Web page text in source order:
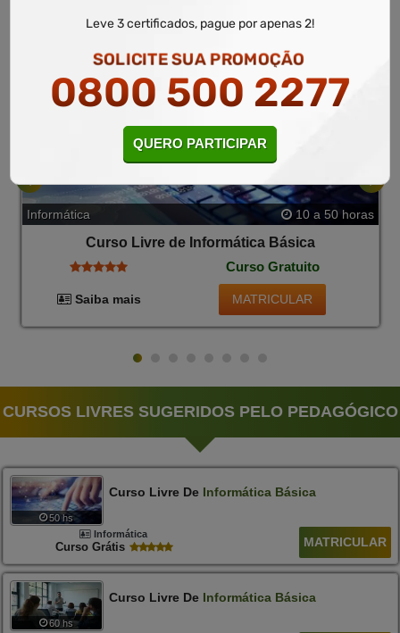
Informática 10 a 50 horas
Curso Livre de Informática Básica
Curso Gratuito
Saiba mais MATRICULAR
CURSOS LIVRES SUGERIDOS PELO PEDAGÓGICO
50 hs
Curso Livre De Informática Básica
Informática
Curso Grátis MATRICULAR
60 hs
Curso Livre De Informática Básica
Leve 3 certificados, pague por apenas 2!
SOLICITE SUA PROMOÇÃO
0800 500 2277
QUERO PARTICIPAR